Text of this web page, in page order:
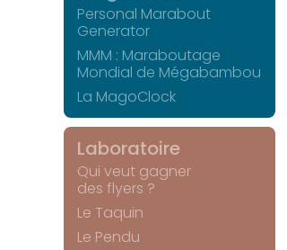
Personal Marabout
Generator
MMM : Maraboutage
Mondial de Mégabambou
La MagoClock
Laboratoire
Qui veut gagner
des flyers ?
Le Taquin
Le Pendu